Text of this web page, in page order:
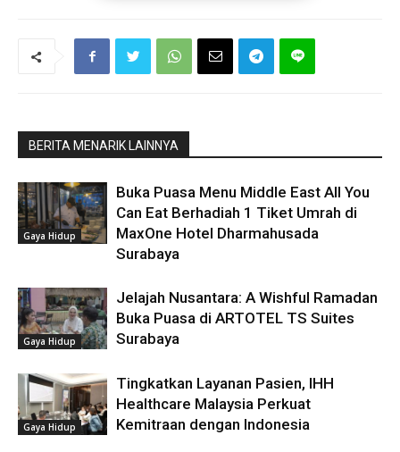
BERITA MENARIK LAINNYA
Gaya Hidup
Buka Puasa Menu Middle East All You
Can Eat Berhadiah 1 Tiket Umrah di
MaxOne Hotel Dharmahusada
Surabaya
Gaya Hidup
Jelajah Nusantara: A Wishful Ramadan
Buka Puasa di ARTOTEL TS Suites
Surabaya
Gaya Hidup
Tingkatkan Layanan Pasien, IHH
Healthcare Malaysia Perkuat
Kemitraan dengan Indonesia